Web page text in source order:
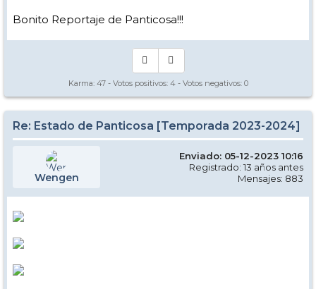
Bonito Reportaje de Panticosa!!!
Karma: 47- Votos positivos: 4- Votos negativos: 0
Re: Estado de Panticosa [Temporada 2023-2024]
Wengen
Enviado: 05-12-2023 10:16
Registrado: 13 años antes
Mensajes: 883